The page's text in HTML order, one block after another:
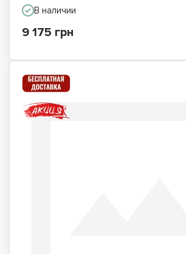
В наличии
9 175 грн